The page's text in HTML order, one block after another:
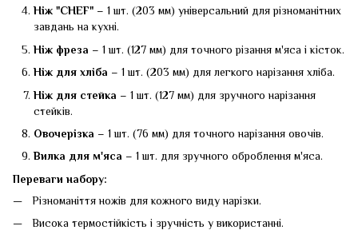
Ніж "CHEF" – 1 шт. (203 мм) універсальний для різноманітних
завдань на кухні.
Ніж фреза – 1 шт. (127 мм) для точного різання м'яса і кісток.
Ніж для хліба – 1 шт. (203 мм) для легкого нарізання хліба.
Ніж для стейка – 1 шт. (127 мм) для зручного нарізання
стейків.
Овочерізка – 1 шт. (76 мм) для точного нарізання овочів.
Вилка для м'яса – 1 шт. для зручного оброблення м'яса.
Переваги набору:
Різноманіття ножів для кожного виду нарізки.
Висока термостійкість і зручність у використанні.